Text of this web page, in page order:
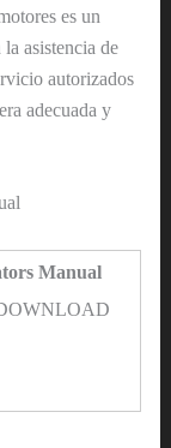
es un
asistencia de
autorizados
adecuada y
Manual